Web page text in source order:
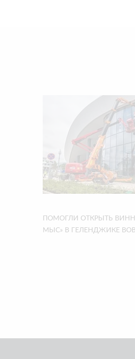
ПОМОГЛИ ОТКРЫТЬ
МЫС» В ГЕЛЕНДЖИКЕ